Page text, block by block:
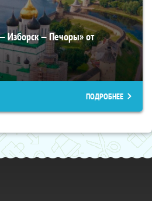
Изборск — Печоры» от
ПОДРОБНЕЕ